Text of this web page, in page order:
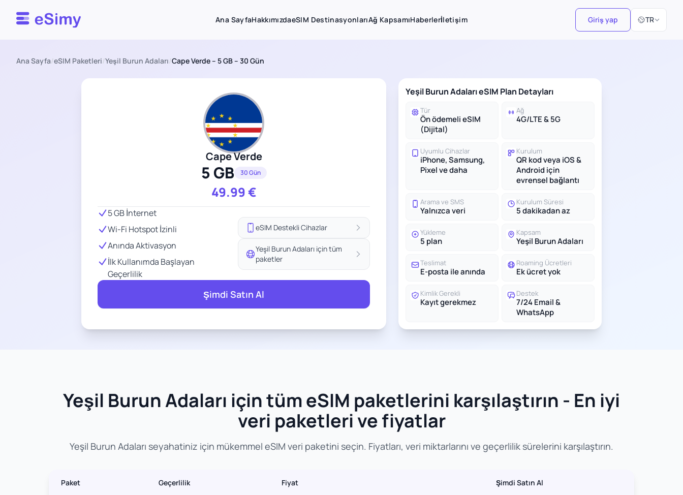
Esimy Ana SayfaHakkımızdaeSIM DestinasyonlarıAğ KapsamıHaberlerİletişim Giriş yap TR
Dil Seçiniz
Ana Sayfa/eSIM Paketleri/Yeşil Burun Adaları/Cape Verde – 5 GB – 30 Gün
Cape Verde
5 GB 30 Gün
49.99€
5 GB İnternet
Wi-Fi Hotspot İzinli
Anında Aktivasyon
İlk Kullanımda Başlayan
Geçerlilik
eSIM Destekli Cihazlar
Yeşil Burun Adaları için tüm
paketler
Şimdi Satın Al
Yeşil Burun Adaları eSIM Plan Detayları
Tür
Ön ödemeli eSIM
(Dijital)
Ağ
4G/LTE & 5G
Uyumlu Cihazlar
iPhone, Samsung,
Pixel ve daha
Kurulum
QR kod veya iOS &
Android için
evrensel bağlantı
Arama ve SMS
Yalnızca veri
Kurulum Süresi
5 dakikadan az
Yükleme
5 plan
Kapsam
Yeşil Burun Adaları
Teslimat
E-posta ile anında
Roaming Ücretleri
Ek ücret yok
Kimlik Gerekli
Kayıt gerekmez
Destek
7/24 Email &
WhatsApp
Yeşil Burun Adaları için tüm eSIM paketlerini karşılaştırın - En iyi
veri paketleri ve fiyatlar
Yeşil Burun Adaları seyahatiniz için mükemmel eSIM veri paketini seçin. Fiyatları, veri miktarlarını ve geçerlilik sürelerini karşılaştırın.
Paket Geçerlilik Fiyat Şimdi Satın Al